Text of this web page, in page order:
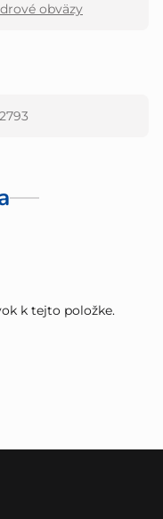
obväzy
k tejto položke.